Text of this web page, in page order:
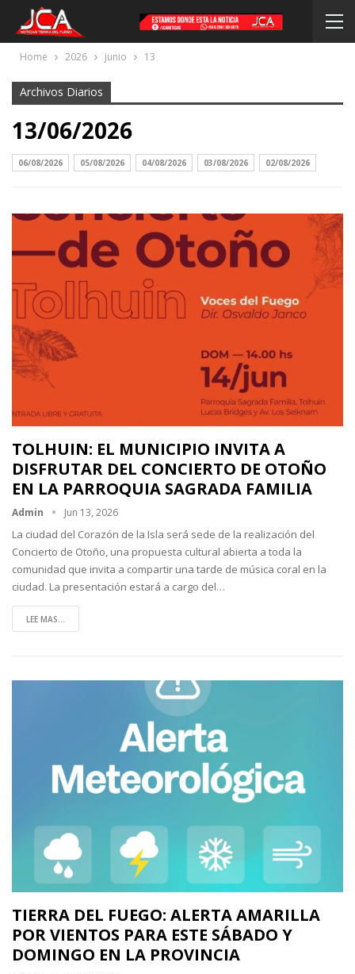
Home 2026 junio 13
Archivos Diarios
13/06/2026
06/08/2026 05/08/2026 04/08/2026 03/08/2026 02/08/2026
TOLHUIN: EL MUNICIPIO INVITA A
DISFRUTAR DEL CONCIERTO DE OTOÑO
EN LA PARROQUIA SAGRADA FAMILIA
Admin Jun 13, 2026
La ciudad del Corazón de la Isla será sede de la realización del
Concierto de Otoño, una propuesta cultural abierta a toda la
comunidad que invita a compartir una tarde de música coral en la
ciudad. La presentación estará a cargo del…
LEE MAS...
TIERRA DEL FUEGO: ALERTA AMARILLA
POR VIENTOS PARA ESTE SÁBADO Y
DOMINGO EN LA PROVINCIA